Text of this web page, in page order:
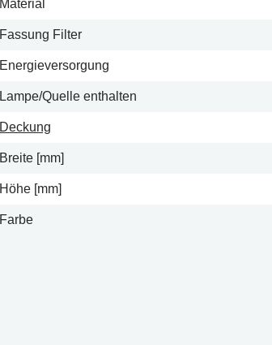
Material
Fassung Filter
Energieversorgung
Lampe/Quelle enthalten
Deckung
Breite [mm]
Höhe [mm]
Farbe